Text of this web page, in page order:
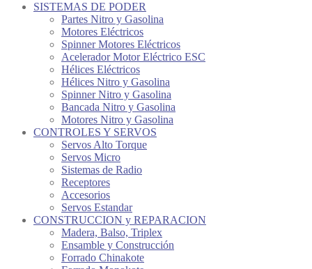
SISTEMAS DE PODER
Partes Nitro y Gasolina
Motores Eléctricos
Spinner Motores Eléctricos
Acelerador Motor Eléctrico ESC
Hélices Eléctricos
Hélices Nitro y Gasolina
Spinner Nitro y Gasolina
Bancada Nitro y Gasolina
Motores Nitro y Gasolina
CONTROLES Y SERVOS
Servos Alto Torque
Servos Micro
Sistemas de Radio
Receptores
Accesorios
Servos Estandar
CONSTRUCCION y REPARACION
Madera, Balso, Triplex
Ensamble y Construcción
Forrado Chinakote